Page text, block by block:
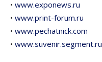
• www.exponews.ru
• www.print-forum.ru
• www.pechatnick.com
• www.suvenir.segment.ru